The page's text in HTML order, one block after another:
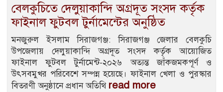
বেলকুচিতে দেলুয়াকান্দি অগ্রদূত সংসদ কর্তৃক
ফাইনাল ফুটবল টুর্নামেন্টের অনুষ্ঠিত
মনজুরুল ইসলাম সিরাজগঞ্জ: সিরাজগঞ্জ জেলার বেলকুচি
উপজেলায় দেলুয়াকান্দি অগ্রদূত সংসদ কর্তৃক আয়োজিত
ফাইনাল ফুটবল টুর্নামেন্ট-২০২৬ অত্যন্ত জাঁকজমকপূর্ণ ও
উৎসবমুখর পরিবেশে সম্পন্ন হয়েছে। ​ফাইনাল খেলা ও পুরস্কার
বিতরণী অনুষ্ঠানে প্রধান অতিথি read more